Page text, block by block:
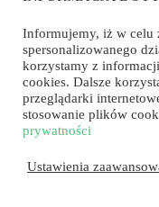
których zieleń łączy
i kremu. To
łatwa w pielęgnacji
dobrze sprawdza się
nasłonecznionych
Informujemy, iż w celu
spersonalizowanego
korzystamy z
cookies. Dalsze
przeglądarki
stosowanie plików
prywatności
Ustawienia